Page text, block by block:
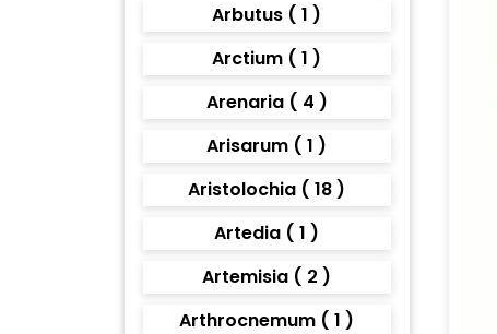
Arbutus ( 1 )
Arctium ( 1 )
Arenaria ( 4 )
Arisarum ( 1 )
Aristolochia ( 18 )
Artedia ( 1 )
Artemisia ( 2 )
Arthrocnemum ( 1 )